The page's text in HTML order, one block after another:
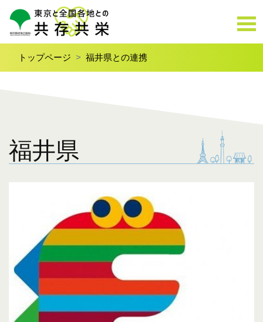
トップページ 福井県との連携
福井県